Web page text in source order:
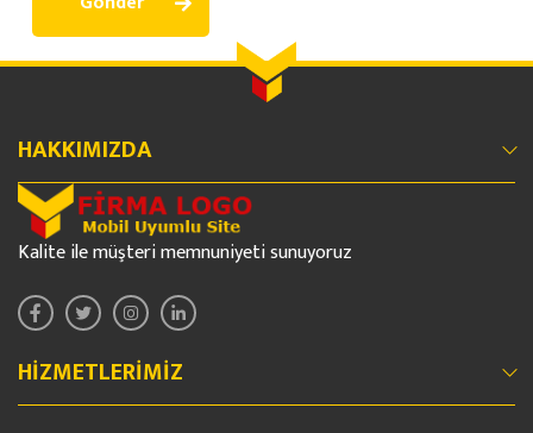
HAKKIMIZDA
Kalite ile müşteri memnuniyeti sunuyoruz
HIZMETLERIMIZ